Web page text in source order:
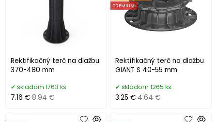
Rektifikačný terč na dlažbu
370-480 mm
skladom 1763 ks
7.16 € 8.94 €
Rektifikačný terč na dlažbu
GIANT S 40-55 mm
PREMIUM
skladom 1265 ks
3.25 € 4.64 €